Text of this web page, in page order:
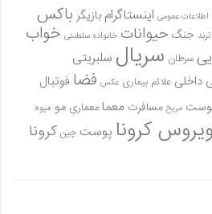
اطلاعات عمومی اینستاگرام بازیگر باکس
ترند جنگ حیوانات خانواده سلطنتی خواب
سرطان سریال سلبریتی
داخلی علائم بیماری عکس فضا فوتبال
مریخ مسافرت معمامعماری مو میوه
ویروس کرونا پوست چین کرونا